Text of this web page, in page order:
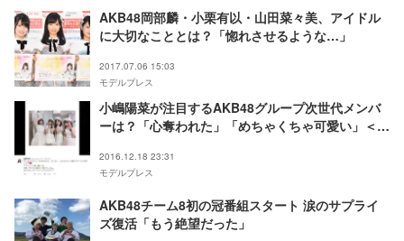
AKB48岡部麟・小栗有以・山田菜々美、アイドル
に大切なこととは？「惚れさせるような…」
2017.07.06 15:03
モデルプレス
小嶋陽菜が注目するAKB48グループ次世代メンバ
ーは？「心奪われた」「めちゃくちゃ可愛い」＜若
2016.12.18 23:31
モデルプレス
AKB48チーム8初の冠番組スタート 涙のサプライ
ズ復活「もう絶望だった」